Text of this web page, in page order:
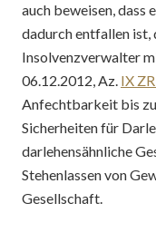
auch beweisen, dass
dadurch entfallen ist,
Insolvenzverwalter
06.12.2012, Az. IX
Anfechtbarkeit bis
Sicherheiten für
darlehensähnliche
Stehenlassen von
Gesellschaft.